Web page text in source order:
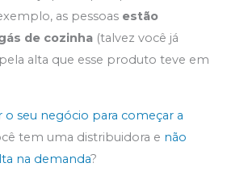
as pessoas estão
de cozinha (talvez você já
alta que esse produto teve em
o seu negócio para começar a
tem uma distribuidora e não
na demanda?